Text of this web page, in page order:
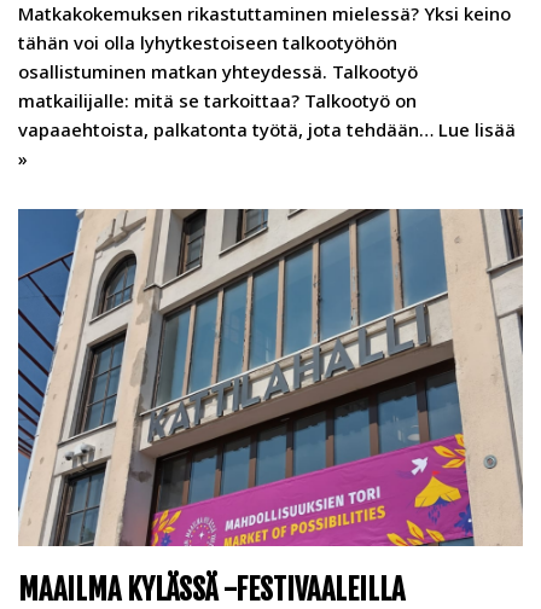
Matkakokemuksen rikastuttaminen mielessä? Yksi keino
tähän voi olla lyhytkestoiseen talkootyöhön
osallistuminen matkan yhteydessä. Talkootyö
matkailijalle: mitä se tarkoittaa? Talkootyö on
vapaaehtoista, palkatonta työtä, jota tehdään… Lue lisää
»
MAAILMA KYLÄSSÄ -FESTIVAALEILLA